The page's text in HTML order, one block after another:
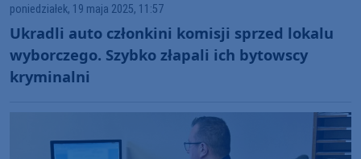
poniedziałek, 19 maja 2025, 11:57
Ukradli auto członkini komisji sprzed lokalu
wyborczego. Szybko złapali ich bytowscy
kryminalni